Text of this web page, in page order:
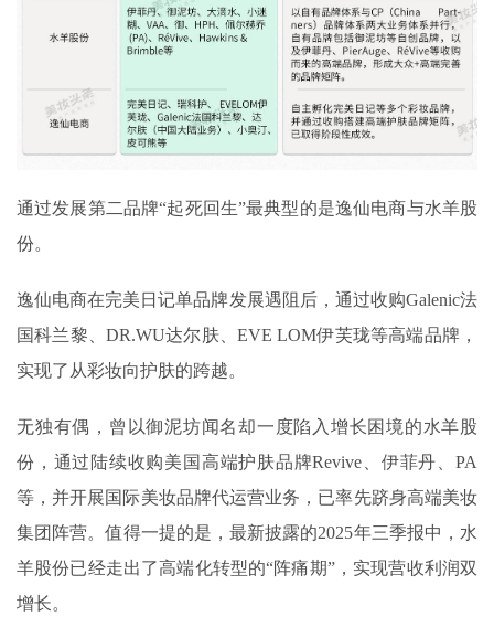
通过发展第二品牌“起死回生”最典型的是逸仙电商与水羊股
份。
逸仙电商在完美日记单品牌发展遇阻后，通过收购Galenic法
国科兰黎、DR.WU达尔肤、EVE LOM伊芙珑等高端品牌，
实现了从彩妆向护肤的跨越。
无独有偶，曾以御泥坊闻名却一度陷入增长困境的水羊股
份，通过陆续收购美国高端护肤品牌Revive、伊菲丹、PA
等，并开展国际美妆品牌代运营业务，已率先跻身高端美妆
集团阵营。值得一提的是，最新披露的2025年三季报中，水
羊股份已经走出了高端化转型的“阵痛期”，实现营收利润双
增长。